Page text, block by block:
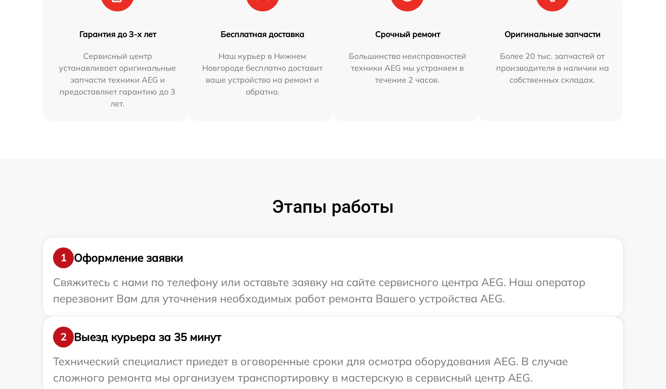
Гарантия до 3-х лет
Сервисный центр
устанавливает оригинальные
запчасти техники AEG и
предоставляет гарантию до 3
лет.
Бесплатная доставка
Наш курьер в Нижнем
Новгороде бесплатно доставит
ваше устройство на ремонт и
обратно.
Срочный ремонт
Большинство неисправностей
техники AEG мы устраняем в
течение 2 часов.
Оригинальные запчасти
Более 20 тыс. запчастей от
производителя в наличии на
собственных складах.
Этапы работы
1
Оформление заявки
Свяжитесь с нами по телефону или оставьте заявку на сайте сервисного центра AEG. Наш оператор
перезвонит Вам для уточнения необходимых работ ремонта Вашего устройства AEG.
2
Выезд курьера за 35 минут
Технический специалист приедет в оговоренные сроки для осмотра оборудования AEG. В случае
сложного ремонта мы организуем транспортировку в мастерскую в сервисный центр AEG.